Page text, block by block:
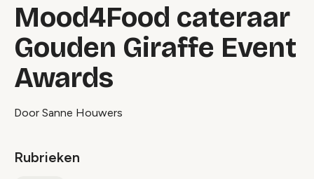
Mood4Food cateraar
Gouden Giraffe Event
Awards
Door Sanne Houwers
Rubrieken